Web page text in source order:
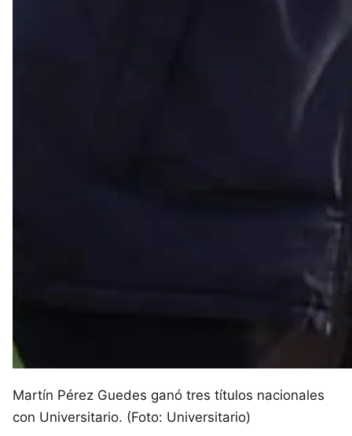
Martín Pérez Guedes ganó tres títulos nacionales
con Universitario. (Foto: Universitario)